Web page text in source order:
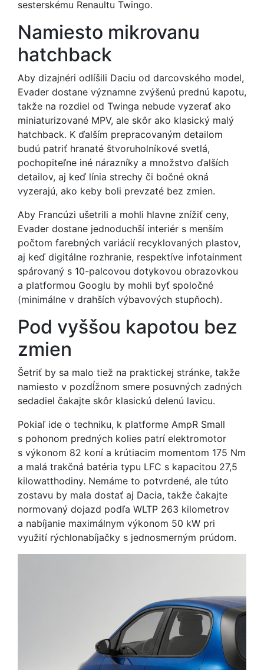
sesterskému Renaultu Twingo.
Namiesto mikrovanu
hatchback
Aby dizajnéri odlíšili Daciu od darcovského model,
Evader dostane významne zvýšenú prednú kapotu,
takže na rozdiel od Twinga nebude vyzerať ako
miniaturizované MPV, ale skôr ako klasický malý
hatchback. K ďalším prepracovaným detailom
budú patriť hranaté štvoruholníkové svetlá,
pochopiteľne iné nárazníky a množstvo ďalších
detailov, aj keď línia strechy či bočné okná
vyzerajú, ako keby boli prevzaté bez zmien.
Aby Francúzi ušetrili a mohli hlavne znížiť ceny,
Evader dostane jednoduchší interiér s menším
počtom farebných variácií recyklovaných plastov,
aj keď digitálne rozhranie, respektíve infotainment
spárovaný s 10-palcovou dotykovou obrazovkou
a platformou Googlu by mohli byť spoločné
(minimálne v drahších výbavových stupňoch).
Pod vyššou kapotou bez
zmien
Šetriť by sa malo tiež na praktickej stránke, takže
namiesto v pozdĺžnom smere posuvných zadných
sedadiel čakajte skôr klasickú delenú lavicu.
Pokiaľ ide o techniku, k platforme AmpR Small
s pohonom predných kolies patrí elektromotor
s výkonom 82 koní a krútiacim momentom 175 Nm
a malá trakčná batéria typu LFC s kapacitou 27,5
kilowatthodiny. Nemáme to potvrdené, ale túto
zostavu by mala dostať aj Dacia, takže čakajte
normovaný dojazd podľa WLTP 263 kilometrov
a nabíjanie maximálnym výkonom 50 kW pri
využití rýchlonabíjačky s jednosmerným prúdom.